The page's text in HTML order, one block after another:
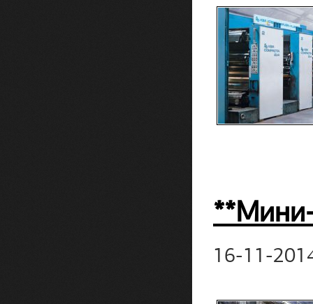
16-11-